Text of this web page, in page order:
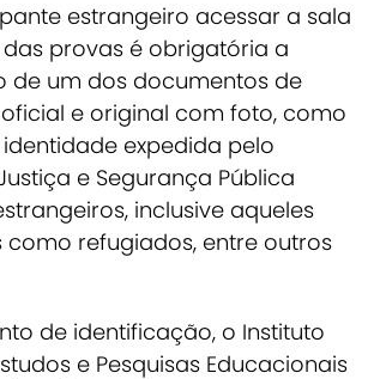
estrangeiro acessar a sala
provas é obrigatória a
de um dos documentos de
e original com foto, como
expedida pelo
e Segurança Pública
inclusive aqueles
como refugiados, entre outros
de identificação, o Instituto
e Pesquisas Educacionais